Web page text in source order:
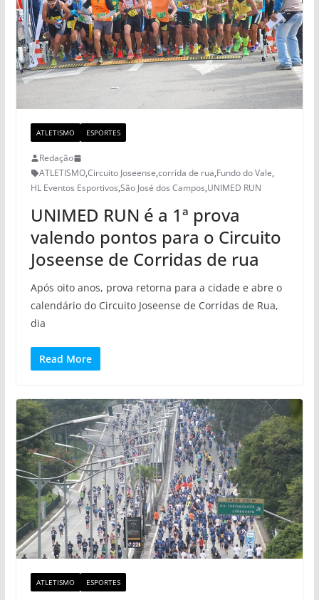
ATLETISMO ESPORTES
Redação
ATLETISMO,Circuito Joseense,corrida de rua,Fundo do Vale,
HL Eventos Esportivos,São José dos Campos,UNIMED RUN
UNIMED RUN é a 1ª prova
valendo pontos para o Circuito
Joseense de Corridas de rua
Após oito anos, prova retorna para a cidade e abre o
calendário do Circuito Joseense de Corridas de Rua,
dia
Read More
ATLETISMO ESPORTES